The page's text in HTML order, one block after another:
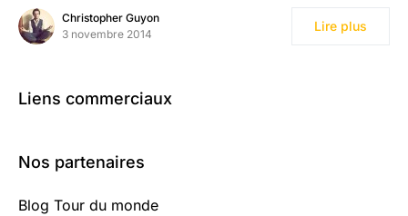
Christopher Guyon
3 novembre 2014
Lire plus
Liens commerciaux
Nos partenaires
Blog Tour du monde